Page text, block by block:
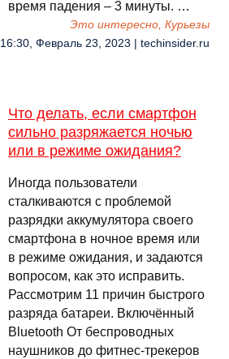
время падения – 3 минуты. …
Это интересно, Курьезы
16:30, Февраль 23, 2023 | techinsider.ru
Что делать, если смартфон
сильно разряжается ночью
или в режиме ожидания?
Иногда пользователи
сталкиваются с проблемой
разрядки аккумулятора своего
смартфона в ночное время или
в режиме ожидания, и задаются
вопросом, как это исправить.
Рассмотрим 11 причин быстрого
разряда батареи. Включённый
Bluetooth От беспроводных
наушников до фитнес-трекеров